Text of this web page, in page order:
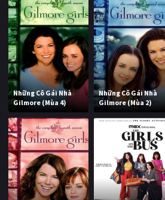
Những Cô Gái Nhà
Gilmore (Mùa 4)
Những Cô Gái Nhà
Gilmore (Mùa 2)